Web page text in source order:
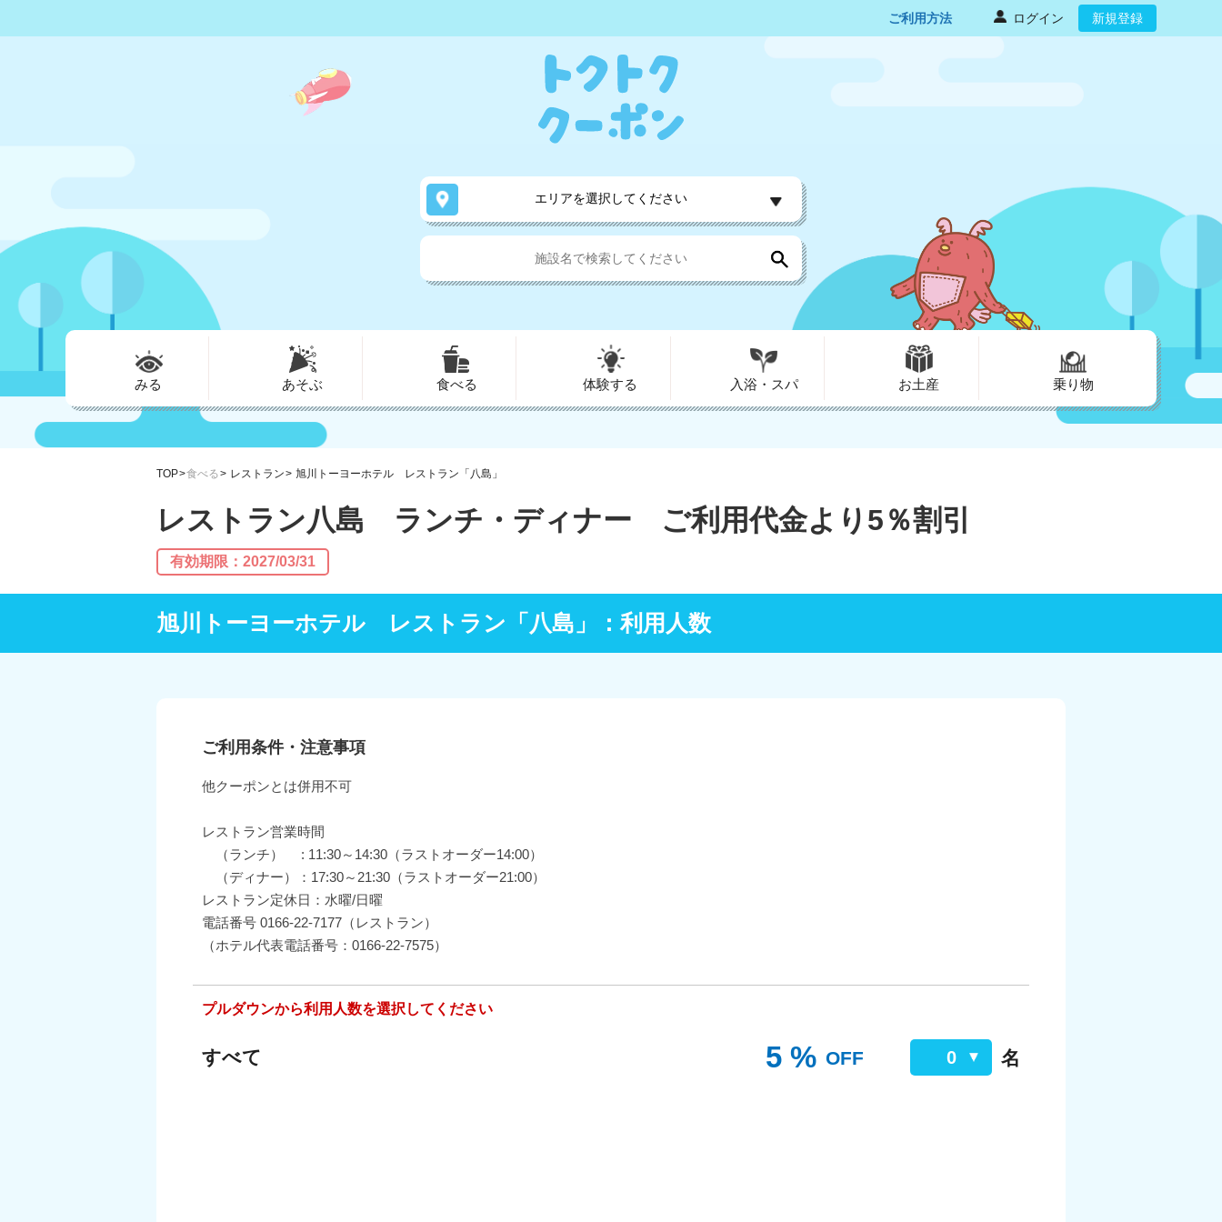
ご利用方法 ログイン 新規登録
エリアを選択してください
みる あそぶ 食べる 体験する 入浴・スパ お土産 乗り物
TOP 食べる レストラン 旭川トーヨーホテル レストラン「八島」
レストラン八島 ランチ・ディナー ご利用代金より5％割引
有効期限：2027/03/31
旭川トーヨーホテル レストラン「八島」：利用人数
ご利用条件・注意事項
他クーポンとは併用不可
レストラン営業時間
（ランチ） : 11:30～14:30（ラストオーダー14:00）
（ディナー）：17:30～21:30（ラストオーダー21:00）
レストラン定休日：水曜/日曜
電話番号 0166-22-7177（レストラン）
（ホテル代表電話番号：0166-22-7575）
プルダウンから利用人数を選択してください
すべて 5 % OFF 0 名